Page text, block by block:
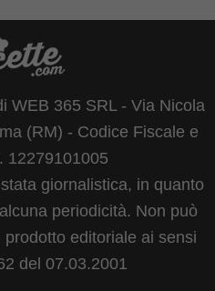
WEB 365 SRL - Via Nicola
(RM) - Codice Fiscale e
12279101005
giornalistica, in quanto
periodicità. Non può
editoriale ai sensi
del 07.03.2001